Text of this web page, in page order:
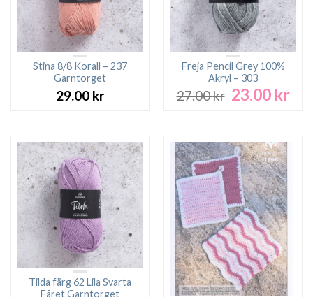
Stina 8/8 Korall – 237
Garntorget
29.00 kr
Freja Pencil Grey 100%
Akryl – 303
27.00kr Det
27.00 kr.
23.00 krDet
Tilda färg 62 Lila Svarta
Fåret Garntorget